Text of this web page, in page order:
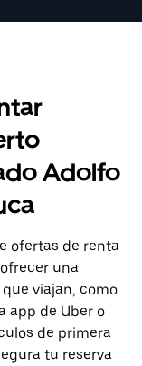
Adolfo
ofertas de renta
una
viajan, como
app de Uber o
de primera
tu reserva